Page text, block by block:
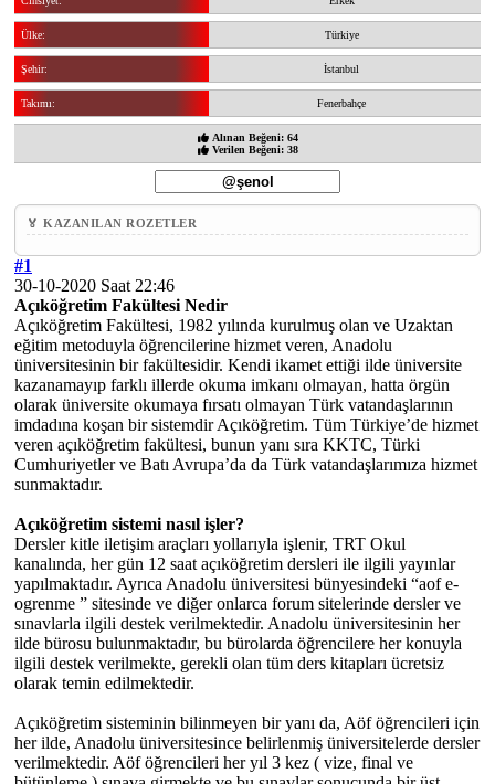
Ülke: Türkiye
Şehir: İstanbul
Takımı: Fenerbahçe
Alınan Beğeni: 64
Verilen Beğeni: 38
🏅 KAZANILAN ROZETLER
#1
30-10-2020 Saat 22:46
Açıköğretim Fakültesi Nedir
Açıköğretim Fakültesi, 1982 yılında kurulmuş olan ve Uzaktan
eğitim metoduyla öğrencilerine hizmet veren, Anadolu
üniversitesinin bir fakültesidir. Kendi ikamet ettiği ilde üniversite
kazanamayıp farklı illerde okuma imkanı olmayan, hatta örgün
olarak üniversite okumaya fırsatı olmayan Türk vatandaşlarının
imdadına koşan bir sistemdir Açıköğretim. Tüm Türkiye’de hizmet
veren açıköğretim fakültesi, bunun yanı sıra KKTC, Türki
Cumhuriyetler ve Batı Avrupa’da da Türk vatandaşlarımıza hizmet
sunmaktadır.
Açıköğretim sistemi nasıl işler?
Dersler kitle iletişim araçları yollarıyla işlenir, TRT Okul
kanalında, her gün 12 saat açıköğretim dersleri ile ilgili yayınlar
yapılmaktadır. Ayrıca Anadolu üniversitesi bünyesindeki “aof e-
ogrenme ” sitesinde ve diğer onlarca forum sitelerinde dersler ve
sınavlarla ilgili destek verilmektedir. Anadolu üniversitesinin her
ilde bürosu bulunmaktadır, bu bürolarda öğrencilere her konuyla
ilgili destek verilmekte, gerekli olan tüm ders kitapları ücretsiz
olarak temin edilmektedir.
Açıköğretim sisteminin bilinmeyen bir yanı da, Aöf öğrencileri için
her ilde, Anadolu üniversitesince belirlenmiş üniversitelerde dersler
verilmektedir. Aöf öğrencileri her yıl 3 kez ( vize, final ve